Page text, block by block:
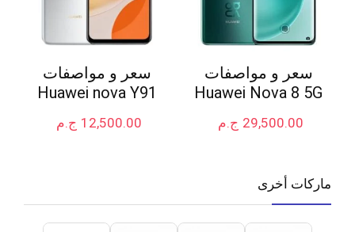
سعر و مواصفات
Huawei Nova 8 5G
ج.م 29,500.00
سعر و مواصفات
Huawei nova Y91
ج.م 12,500.00
ماركات أخرى